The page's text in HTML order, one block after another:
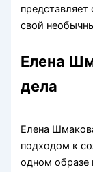
свой
Елена
дела
Елена
подходом к
одном образе